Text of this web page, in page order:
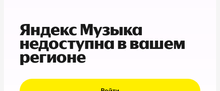
Яндекс Музыка
недоступна в вашем
регионе